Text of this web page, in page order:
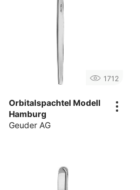
1712
Orbitalspachtel Modell
Hamburg
Geuder AG